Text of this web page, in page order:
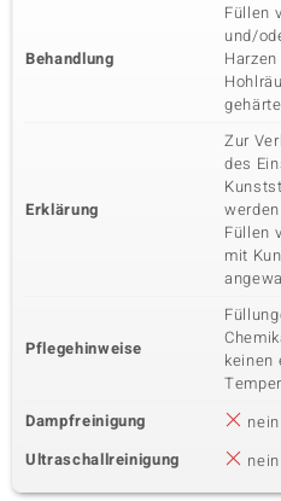
Behandlung
Füllen
und/
Erklärung
Zur
des
Füllen
mit
Pflegehinweise
keinen
Dampfreinigung
nein
Ultraschallreinigung
nein